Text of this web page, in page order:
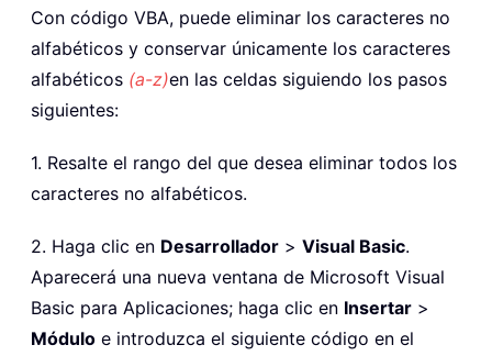
Con código VBA, puede eliminar los caracteres no
alfabéticos y conservar únicamente los caracteres
alfabéticos (a-z)en las celdas siguiendo los pasos
siguientes:
1. Resalte el rango del que desea eliminar todos los
caracteres no alfabéticos.
2. Haga clic en Desarrollador > Visual Basic.
Aparecerá una nueva ventana de Microsoft Visual
Basic para Aplicaciones; haga clic en Insertar >
Módulo e introduzca el siguiente código en el